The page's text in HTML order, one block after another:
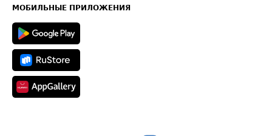
Техническая информация
МОБИЛЬНЫЕ ПРИЛОЖЕНИЯ